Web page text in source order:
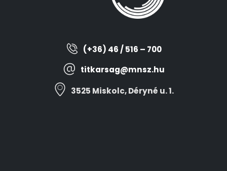
(+36) 46 / 516 – 700
titkarsag@mnsz.hu
3525 Miskolc, Déryné u. 1.